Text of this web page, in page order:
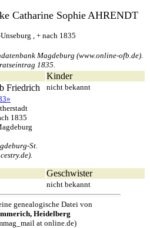
Catharine SophieAHRENDT
, + nach 1835
Magdeburg (www.online-ofb.de).
1835.
Kinder
Friedrich
1835
St.
nicht bekannt
Geschwister
nicht bekannt
genealogische Datei von
Heidelberg
at online.de)